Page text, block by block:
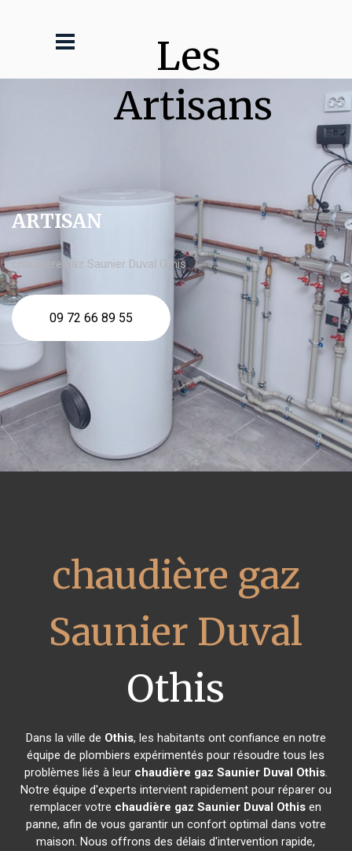
Les
Artisans
ARTISAN
chaudière gaz Saunier Duval Othis
09 72 66 89 55
chaudière gaz
Saunier Duval
Othis
Dans la ville de Othis, les habitants ont confiance en notre
équipe de plombiers expérimentés pour résoudre tous les
problèmes liés à leur chaudière gaz Saunier Duval Othis.
Notre équipe d'experts intervient rapidement pour réparer ou
remplacer votre chaudière gaz Saunier Duval Othis en
panne, afin de vous garantir un confort optimal dans votre
maison. Nous offrons des délais d'intervention rapide,